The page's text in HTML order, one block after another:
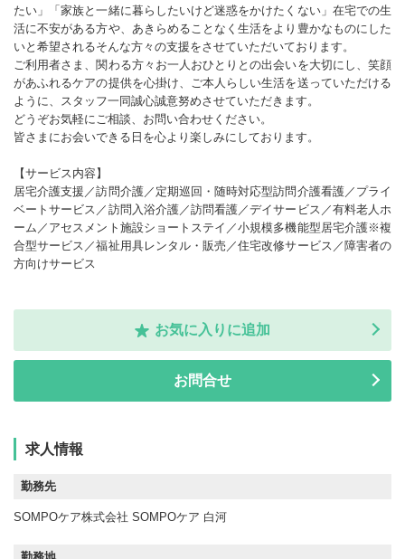
たい」「家族と一緒に暮らしたいけど迷惑をかけたくない」在宅での生
活に不安がある方や、あきらめることなく生活をより豊かなものにした
いと希望されるそんな方々の支援をさせていただいております。
ご利用者さま、関わる方々お一人おひとりとの出会いを大切にし、笑顔
があふれるケアの提供を心掛け、ご本人らしい生活を送っていただける
ように、スタッフ一同誠心誠意努めさせていただきます。
どうぞお気軽にご相談、お問い合わせください。
皆さまにお会いできる日を心より楽しみにしております。
【サービス内容】
居宅介護支援／訪問介護／定期巡回・随時対応型訪問介護看護／プライ
ベートサービス／訪問入浴介護／訪問看護／デイサービス／有料老人ホ
ーム／アセスメント施設ショートステイ／小規模多機能型居宅介護※複
合型サービス／福祉用具レンタル・販売／住宅改修サービス／障害者の
方向けサービス
お気に入りに追加
お問合せ
求人情報
勤務先
SOMPOケア株式会社 SOMPOケア 白河